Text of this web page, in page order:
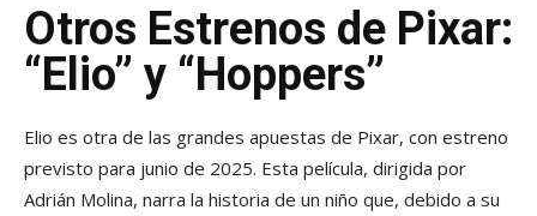
Otros Estrenos de Pixar:
“Elio” y “Hoppers”
Elio es otra de las grandes apuestas de Pixar, con estreno
previsto para junio de 2025. Esta película, dirigida por
Adrián Molina, narra la historia de un niño que, debido a su